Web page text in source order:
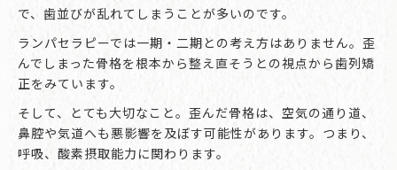
で、歯並びが乱れてしまうことが多いのです。
ランパセラピーでは一期・二期との考え方はありません。歪
んでしまった骨格を根本から整え直そうとの視点から歯列矯
正をみています。
そして、とても大切なこと。歪んだ骨格は、空気の通り道、
鼻腔や気道へも悪影響を及ぼす可能性があります。つまり、
呼吸、酸素摂取能力に関わります。